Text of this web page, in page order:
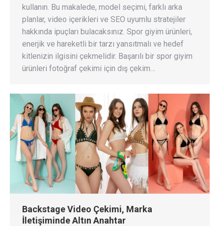
kullanın. Bu makalede, model seçimi, farklı arka
planlar, video içerikleri ve SEO uyumlu stratejiler
hakkında ipuçları bulacaksınız. Spor giyim ürünleri,
enerjik ve hareketli bir tarzı yansıtmalı ve hedef
kitlenizin ilgisini çekmelidir. Başarılı bir spor giyim
ürünleri fotoğraf çekimi için dış çekim…
Backstage Video Çekimi, Marka
İletişiminde Altın Anahtar